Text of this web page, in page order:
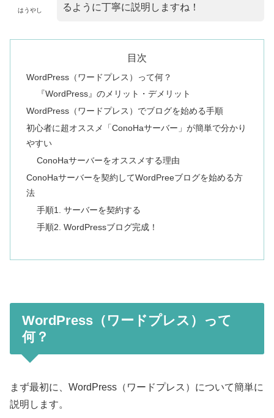
はうやし
るように丁寧に説明しますね！
目次
WordPress（ワードプレス）って何？
『WordPress』のメリット・デメリット
WordPress（ワードプレス）でブログを始める手順
初心者に超オススメ「ConoHaサーバー」が簡単で分かり
やすい
ConoHaサーバーをオススメする理由
ConoHaサーバーを契約してWordPreeブログを始める方
法
手順1. サーバーを契約する
手順2. WordPressブログ完成！
WordPress（ワードプレス）って
何？
まず最初に、WordPress（ワードプレス）について簡単に
説明します。